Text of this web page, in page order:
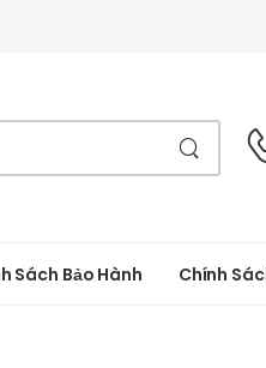
Sách Bảo Hành Chính